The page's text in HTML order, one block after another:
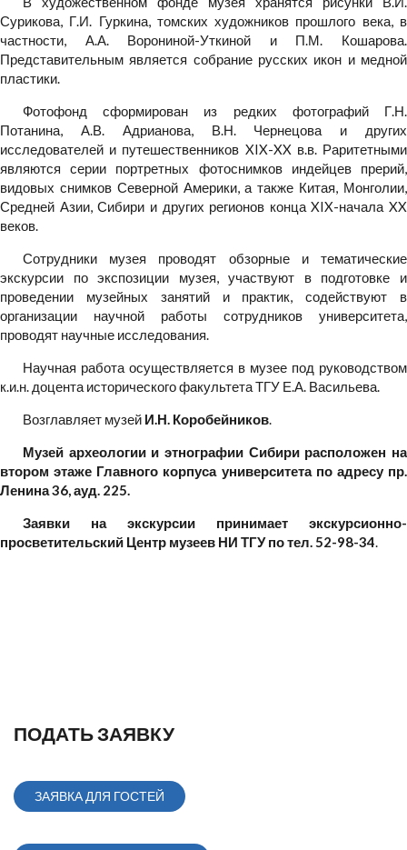
Сурикова, Г.И. Гуркина, томских художников прошлого века, в
частности, А.А. Ворониной-Уткиной и П.М. Кошарова.
Представительным является собрание русских икон и медной
пластики.
Фотофонд сформирован из редких фотографий Г.Н.
Потанина, А.В. Адрианова, В.Н. Чернецова и других
исследователей и путешественников XIX-XX в.в. Раритетными
являются серии портретных фотоснимков индейцев прерий,
видовых снимков Северной Америки, а также Китая, Монголии,
Средней Азии, Сибири и других регионов конца XIX-начала XX
веков.
Сотрудники музея проводят обзорные и тематические
экскурсии по экспозиции музея, участвуют в подготовке и
проведении музейных занятий и практик, содействуют в
организации научной работы сотрудников университета,
проводят научные исследования.
Научная работа осуществляется в музее под руководством
к.и.н. доцента исторического факультета ТГУ Е.А. Васильева.
Возглавляет музей И.Н. Коробейников.
Музей археологии и этнографии Сибири расположен на
втором этаже Главного корпуса университета по адресу пр.
Ленина 36, ауд. 225.
Заявки на экскурсии принимает экскурсионно-
просветительский Центр музеев НИ ТГУ по тел. 52-98-34.
ПОДАТЬ ЗАЯВКУ
ЗАЯВКА ДЛЯ ГОСТЕЙ